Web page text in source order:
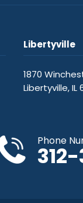
Libertyville
1870
Libertyville, IL
Phone